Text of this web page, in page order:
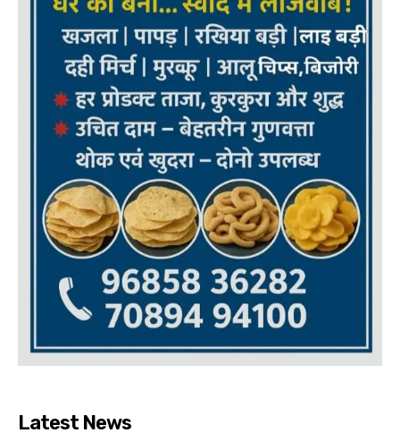
Latest News